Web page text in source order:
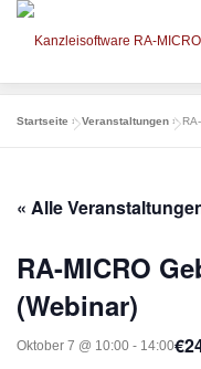
Zum
AKTUELLES
VERANSTALTUNGEN
Startseite »Veranstaltungen »
« Alle
RA-MICRO
(Webinar)
Oktober 7 @ 10:00 - 14:00